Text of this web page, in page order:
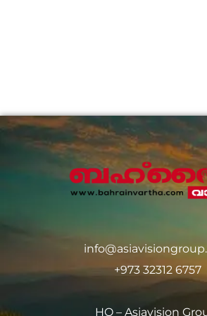
+973 32312 6757
HO – Asiavision